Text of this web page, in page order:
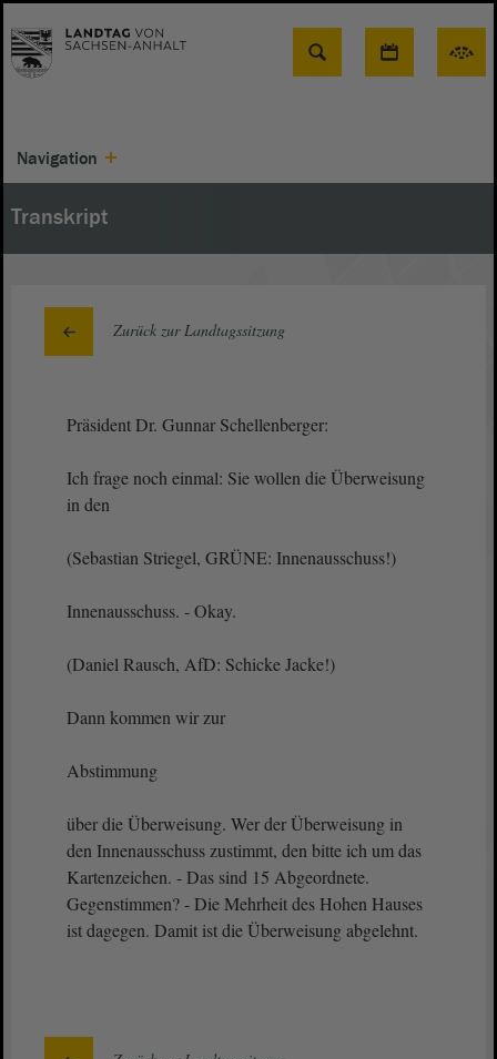
Suche
Navigation
Transkript
Zurück zur Landtagssitzung
Präsident Dr. Gunnar Schellenberger:
Ich frage noch einmal: Sie wollen die Überweisung
in den
(Sebastian Striegel, GRÜNE: Innenausschuss!)
Innenausschuss. - Okay.
(Daniel Rausch, AfD: Schicke Jacke!)
Dann kommen wir zur
Abstimmung
über die Überweisung. Wer der Überweisung in
den Innenausschuss zustimmt, den bitte ich um das
Kartenzeichen. - Das sind 15 Abgeordnete.
Gegenstimmen? - Die Mehrheit des Hohen Hauses
ist dagegen. Damit ist die Überweisung abgelehnt.